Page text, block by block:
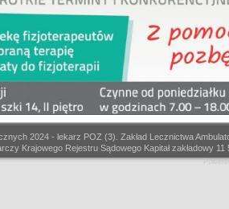
2024 - lekarz POZ (3). Zakład Lecznictwa
Krajowego Rejestru Sądowego Kapitał zakładowy 11